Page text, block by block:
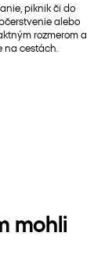
piknik či do
alebo
rozmerom a
na cestách.
mohli